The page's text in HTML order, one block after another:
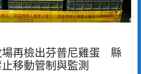
場再檢出芬普尼雞蛋 縣
移動管制與監測